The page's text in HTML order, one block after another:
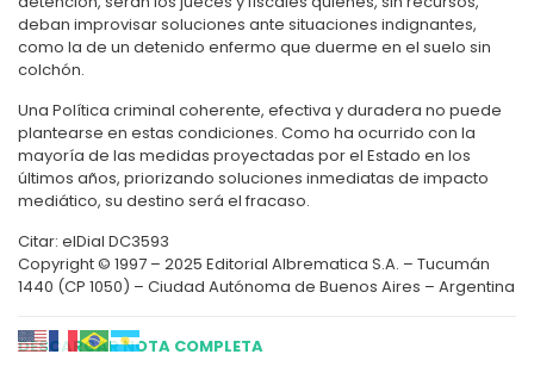
deban improvisar soluciones ante situaciones indignantes,
como la de un detenido enfermo que duerme en el suelo sin
colchón.
Una Política criminal coherente, efectiva y duradera no puede
plantearse en estas condiciones. Como ha ocurrido con la
mayoría de las medidas proyectadas por el Estado en los
últimos años, priorizando soluciones inmediatas de impacto
mediático, su destino será el fracaso.
Citar: elDial DC3593
Copyright © 1997 – 2025 Editorial Albrematica S.A. – Tucumán
1440 (CP 1050) – Ciudad Autónoma de Buenos Aires – Argentina
DESCARGAR NOTA COMPLETA